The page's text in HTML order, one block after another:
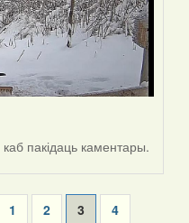
каб пакідаць каментары.
Page
1 Page
2
Current
3 Page
4